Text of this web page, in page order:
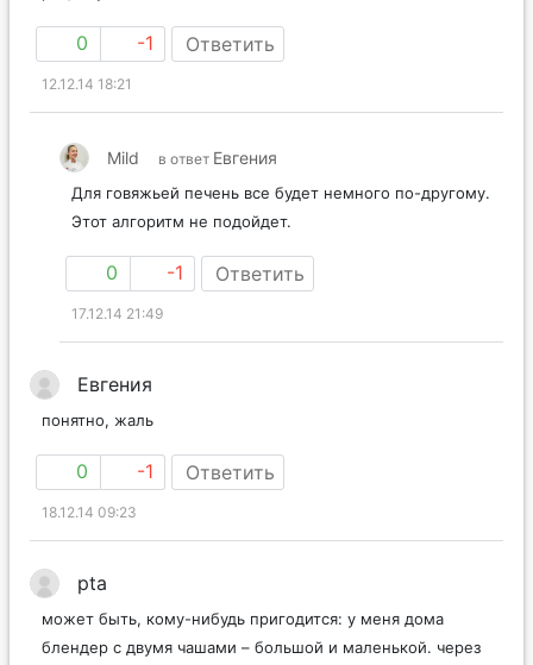
0 -1 Ответить
12.12.14 18:21
Mild в ответ Евгения
Для говяжьей печень все будет немного по-другому.
Этот алгоритм не подойдет.
0 -1 Ответить
17.12.14 21:49
Евгения
понятно, жаль
0 -1 Ответить
18.12.14 09:23
pta
может быть, кому-нибудь пригодится: у меня дома
блендер с двумя чашами – большой и маленькой. через